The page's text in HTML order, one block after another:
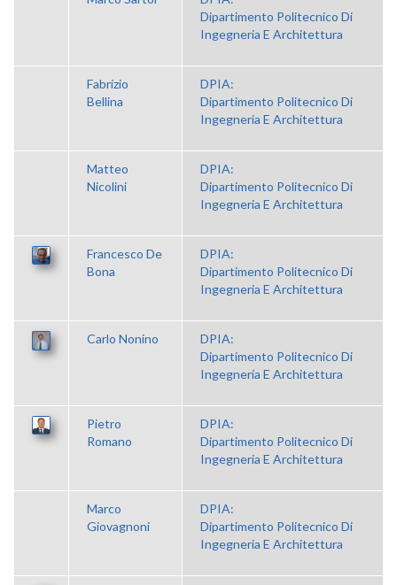
Dipartimento Politecnico Di
Ingegneria E Architettura
Fabrizio
Bellina
DPIA:
Dipartimento Politecnico Di
Ingegneria E Architettura
Matteo
Nicolini
DPIA:
Dipartimento Politecnico Di
Ingegneria E Architettura
Francesco De
Bona
DPIA:
Dipartimento Politecnico Di
Ingegneria E Architettura
Carlo Nonino
DPIA:
Dipartimento Politecnico Di
Ingegneria E Architettura
Pietro
Romano
DPIA:
Dipartimento Politecnico Di
Ingegneria E Architettura
Marco
Giovagnoni
DPIA:
Dipartimento Politecnico Di
Ingegneria E Architettura